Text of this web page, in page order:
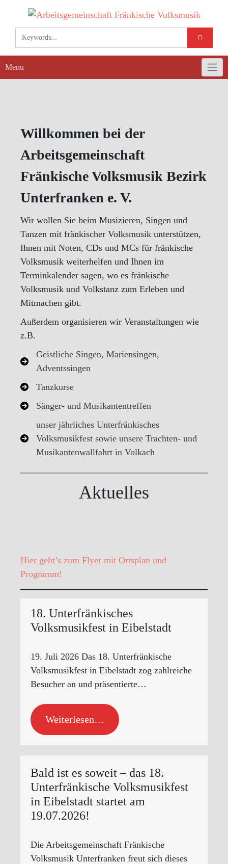
content
Menu
Willkommen bei der
Arbeitsgemeinschaft
Fränkische Volksmusik Bezirk
Unterfranken e. V.
Wir wollen Sie beim Musizieren, Singen und
Tanzen mit fränkischer Volksmusik unterstützen,
Ihnen mit Noten, CDs und MCs für fränkische
Volksmusik weiterhelfen und Ihnen im
Terminkalender sagen, wo es fränkische
Volksmusik und Volkstanz zum Erleben und
Mitmachen gibt.
Außerdem organisieren wir Veranstaltungen wie
z.B.
Geistliche Singen, Mariensingen,
Adventssingen
Tanzkurse
Sänger- und Musikantentreffen
unser jährliches Unterfränkisches
Volksmusikfest sowie unsere Trachten- und
Musikantenwallfahrt in Volkach
Aktuelles
Hier geht’s zum Flyer mit Ortsplan und
Programm!
18. Unterfränkisches
Volksmusikfest in Eibelstadt
19. Juli 2026 Das 18. Unterfränkische
Volksmusikfest in Eibelstadt zog zahlreiche
Besucher an und präsentierte…
Weiterlesen…
Bald ist es soweit – das 18.
Unterfränkische Volksmusikfest
in Eibelstadt startet am
19.07.2026!
Die Arbeitsgemeinschaft Fränkische
Volksmusik Unterfranken freut sich dieses